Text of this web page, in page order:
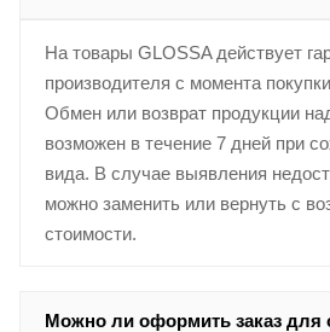
На товары GLOSSA действует
производителя с момента
Обмен или возврат продукции
возможен в течение 7 дней при
вида. В случае выявления
можно заменить или вернуть с
стоимости.
Можно ли оформить заказ для